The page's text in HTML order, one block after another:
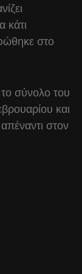
κάτι
στο
σύνολο του
και
στον